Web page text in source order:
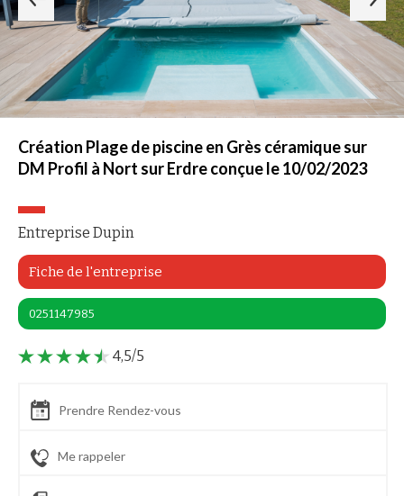
Création Plage de piscine en Grès céramique sur
DM Profil à Nort sur Erdre conçue le 10/02/2023
Entreprise Dupin
Fiche de l'entreprise
0251147985
4,5/5
Prendre Rendez-vous
Me rappeler